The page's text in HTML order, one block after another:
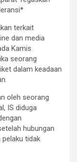
terkait
dan media
Kamis
seorang
dalam keadaan
oleh seorang
IS diduga
hubungan
tidak